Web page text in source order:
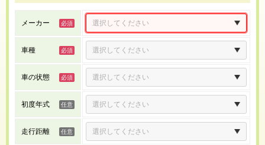
メーカー
車種
車の状態
初度年式
走行距離